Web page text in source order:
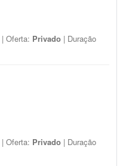
| Oferta: Privado | Duração
| Oferta: Privado | Duração